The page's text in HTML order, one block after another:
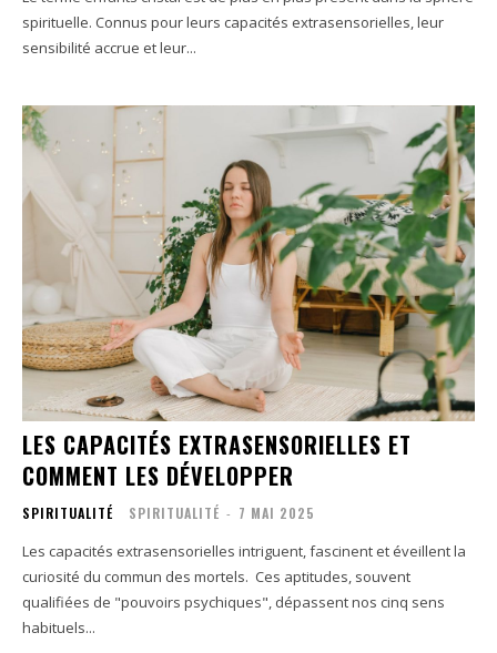
spirituelle. Connus pour leurs capacités extrasensorielles, leur
sensibilité accrue et leur...
LES CAPACITÉS EXTRASENSORIELLES ET
COMMENT LES DÉVELOPPER
SPIRITUALITÉ SPIRITUALITÉ - 7 MAI 2025
Les capacités extrasensorielles intriguent, fascinent et éveillent la
curiosité du commun des mortels. Ces aptitudes, souvent
qualifiées de "pouvoirs psychiques", dépassent nos cinq sens
habituels...